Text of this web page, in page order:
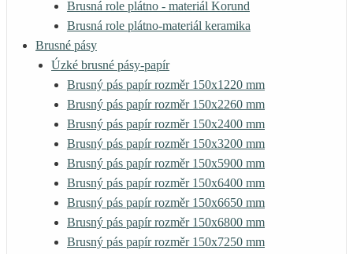
Brusná role plátno - materiál Korund
Brusná role plátno-materiál keramika
Brusné pásy
Úzké brusné pásy-papír
Brusný pás papír rozměr 150x1220 mm
Brusný pás papír rozměr 150x2260 mm
Brusný pás papír rozměr 150x2400 mm
Brusný pás papír rozměr 150x3200 mm
Brusný pás papír rozměr 150x5900 mm
Brusný pás papír rozměr 150x6400 mm
Brusný pás papír rozměr 150x6650 mm
Brusný pás papír rozměr 150x6800 mm
Brusný pás papír rozměr 150x7250 mm